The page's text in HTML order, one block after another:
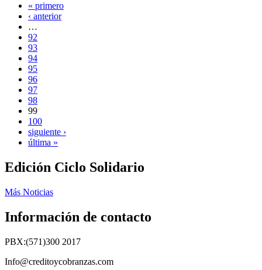
« primero
‹ anterior
…
92
93
94
95
96
97
98
99
100
siguiente ›
última »
Edición Ciclo Solidario
Más Noticias
Información de contacto
PBX:(571)300 2017
Info@creditoycobranzas.com